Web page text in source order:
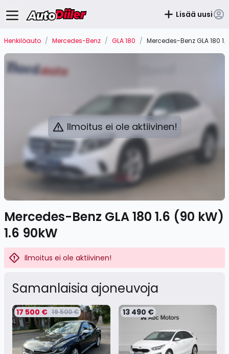
Lisää uusi
Henkilöauto / Mercedes-Benz / GLA 180 / Mercedes-Benz GLA 180
Ilmoitus ei ole aktiivinen!
Mercedes-Benz GLA 180 1.6 (90 kW)
1.6 90kW
Ilmoitus ei ole aktiivinen!
Samanlaisia ​​ajoneuvoja
17 500 € 19 500 € 13 490 €